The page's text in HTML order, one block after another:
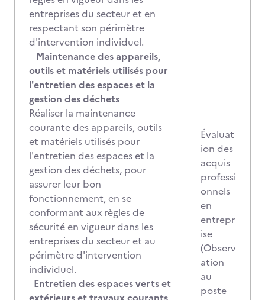
entreprises du secteur et en
respectant son périmètre
d'intervention individuel.
Maintenance des appareils,
outils et matériels utilisés pour
l'entretien des espaces et la
gestion des déchets
Réaliser la maintenance
courante des appareils, outils
et matériels utilisés pour
l'entretien des espaces et la
gestion des déchets, pour
assurer leur bon
fonctionnement, en se
conformant aux règles de
sécurité en vigueur dans les
entreprises du secteur et au
périmètre d'intervention
individuel.
Entretien des espaces verts et
Évaluat
ion des
acquis
professi
onnels
en
entrepr
ise
(Observ
ation
au
poste